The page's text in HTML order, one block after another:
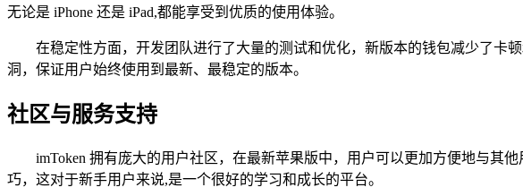
无论是 iPhone 还是 iPad,都能享受到优质的使用体验。
在稳定性方面，开发团队进行了大量的测试和优化，新版本的钱包减少了卡
洞，保证用户始终使用到最新、最稳定的版本。
社区与服务支持
imToken 拥有庞大的用户社区，在最新苹果版中，用户可以更加方便地与其
巧，这对于新手用户来说,是一个很好的学习和成长的平台。